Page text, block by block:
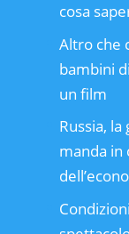
cosa
Altro che
bambini
un film
Russia,
manda in